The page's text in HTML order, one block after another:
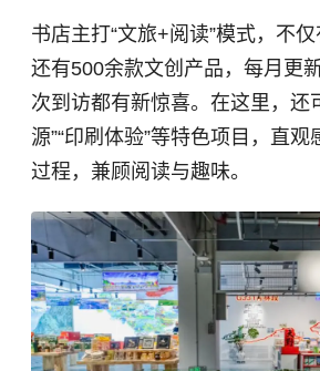
书店主打“文旅+阅读”模式，不仅
还有500余款文创产品，每月更
次到访都有新惊喜。在这里，还
源”“印刷体验”等特色项目，直
过程，兼顾阅读与趣味。